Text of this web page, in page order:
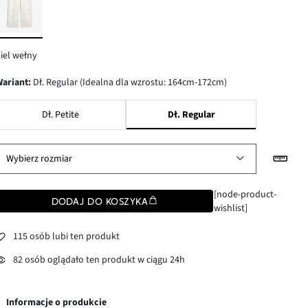
wełny
wariant: Dł. Regular (Idealna dla wzrostu: 164cm-172cm)
Dł. Petite Dł. Regular
Wybierz rozmiar
DODAJ DO KOSZYKA
[node-product-
wishlist]
115 osób lubi ten produkt
82 osób oglądało ten produkt w ciągu 24h
Informacje o produkcie